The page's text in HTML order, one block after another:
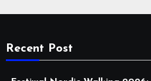
Recent Post